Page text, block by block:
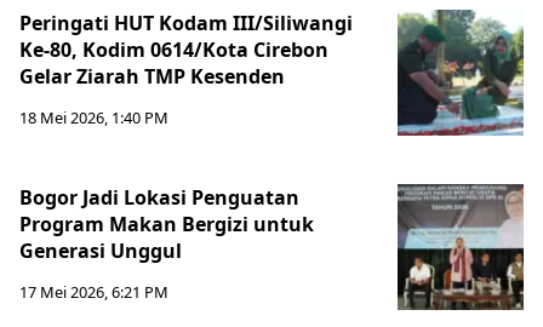
Peringati HUT Kodam III/Siliwangi
Ke-80, Kodim 0614/Kota Cirebon
Gelar Ziarah TMP Kesenden
18 Mei 2026, 1:40 PM
Bogor Jadi Lokasi Penguatan
Program Makan Bergizi untuk
Generasi Unggul
17 Mei 2026, 6:21 PM